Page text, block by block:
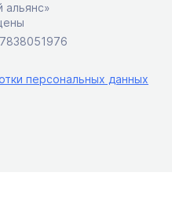
персональных данных